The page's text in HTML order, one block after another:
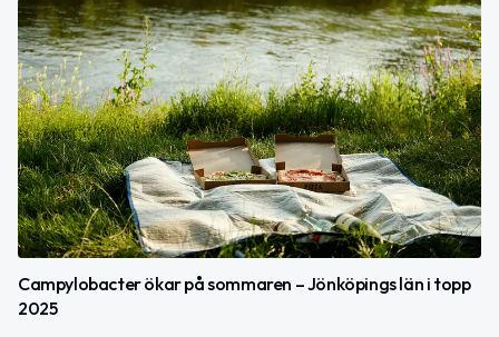
Campylobacter ökar på sommaren – Jönköpings län i topp
2025